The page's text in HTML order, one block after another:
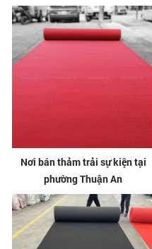
Nơi bán thảm trải sự kiện tại
phường Thuận An